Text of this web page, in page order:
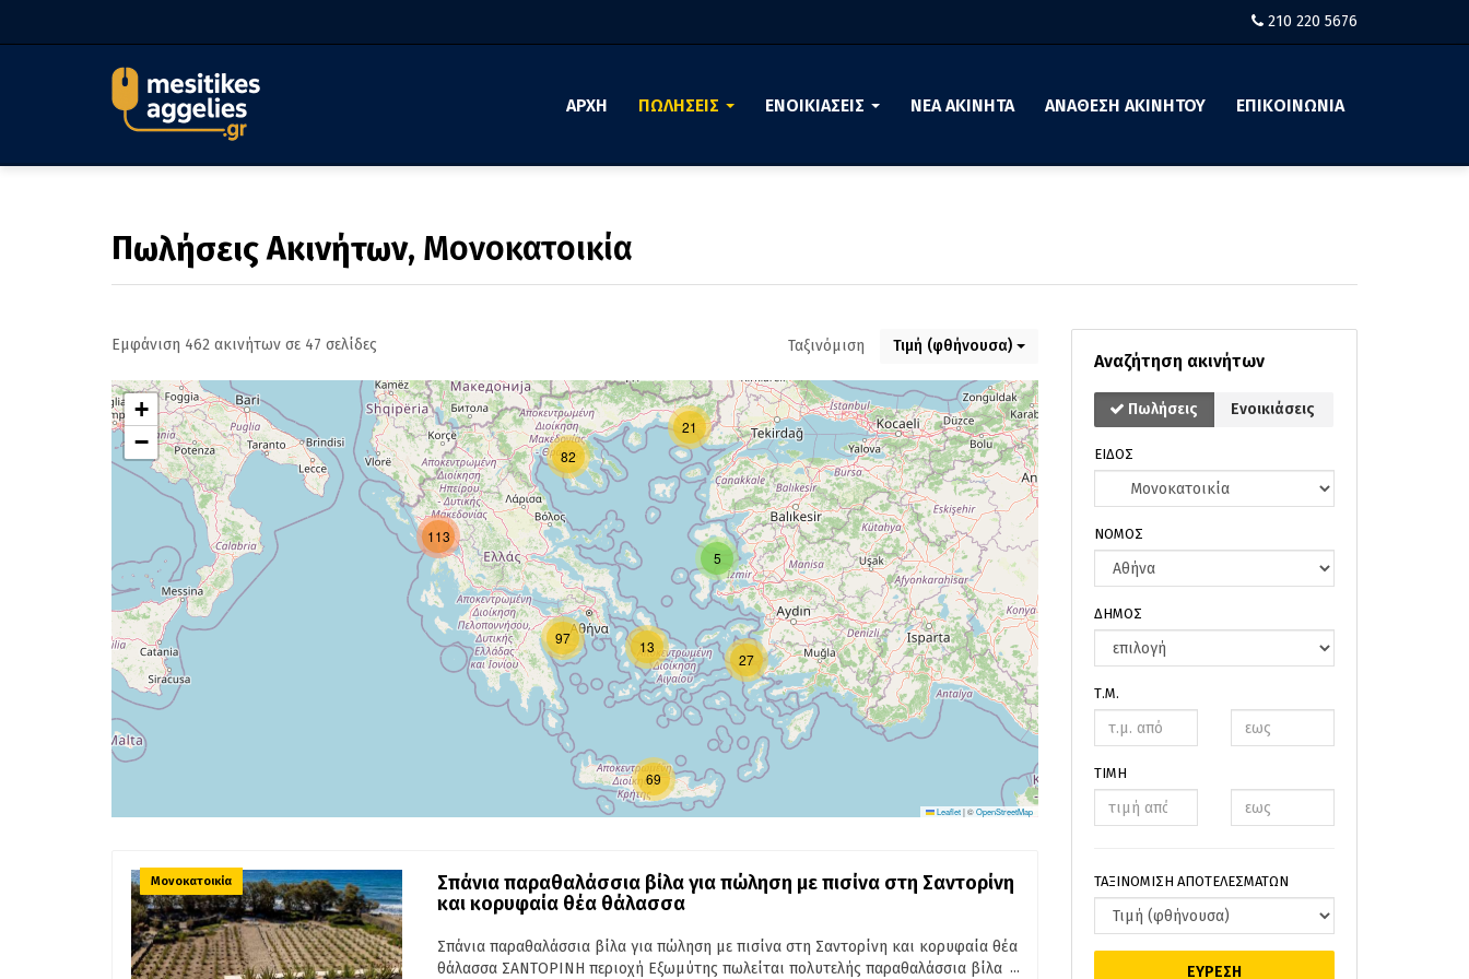
210 220 5676
ΑΡΧΗ ΠΩΛΗΣΕΙΣ ΕΝΟΙΚΙΑΣΕΙΣ ΝΕΑ ΑΚΙΝΗΤΑ ΑΝΑΘΕΣΗ ΑΚΙΝΗΤΟΥ ΕΠΙΚΟΙΝΩΝΙΑ
Πωλήσεις Ακινήτων, Μονοκατοικία
Εμφάνιση 462 ακινήτων σε 47 σελίδες Ταξινόμιση Τιμή (φθήνουσα)
5
113
21
82
27
13
97
69
+
−
Leaflet |©OpenStreetMap
Μονοκατοικία
Σπάνια παραθαλάσσια βίλα για πώληση με πισίνα στη Σαντορίνη
και κορυφαία θέα θάλασσα
Σπάνια παραθαλάσσια βίλα για πώληση με πισίνα στη Σαντορίνη και κορυφαία θέα
θάλασσα ΣΑΝΤΟΡΙΝΗ περιοχή Εξωμύτης πωλείται πολυτελής παραθαλάσσια βίλα ...
Αναζήτηση ακινήτων
Πωλήσεις Ενοικιάσεις
ΕΙΔΟΣ
ΝΟΜΟΣ
ΔΗΜΟΣ
Τ.Μ.
ΤΙΜΗ
ΤΑΞΙΝΟΜΙΣΗ ΑΠΟΤΕΛΕΣΜΑΤΩΝ
ΕΥΡΕΣΗ